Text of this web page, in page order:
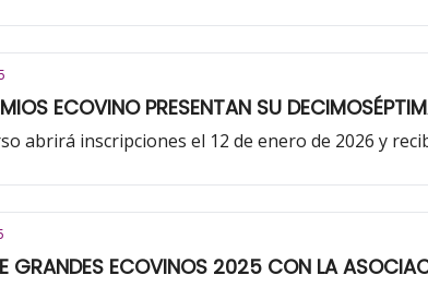
ECOVINO PRESENTAN SU
abrirá inscripciones el 12 de enero de 2026 y
GRANDES ECOVINOS 2025 CON LA